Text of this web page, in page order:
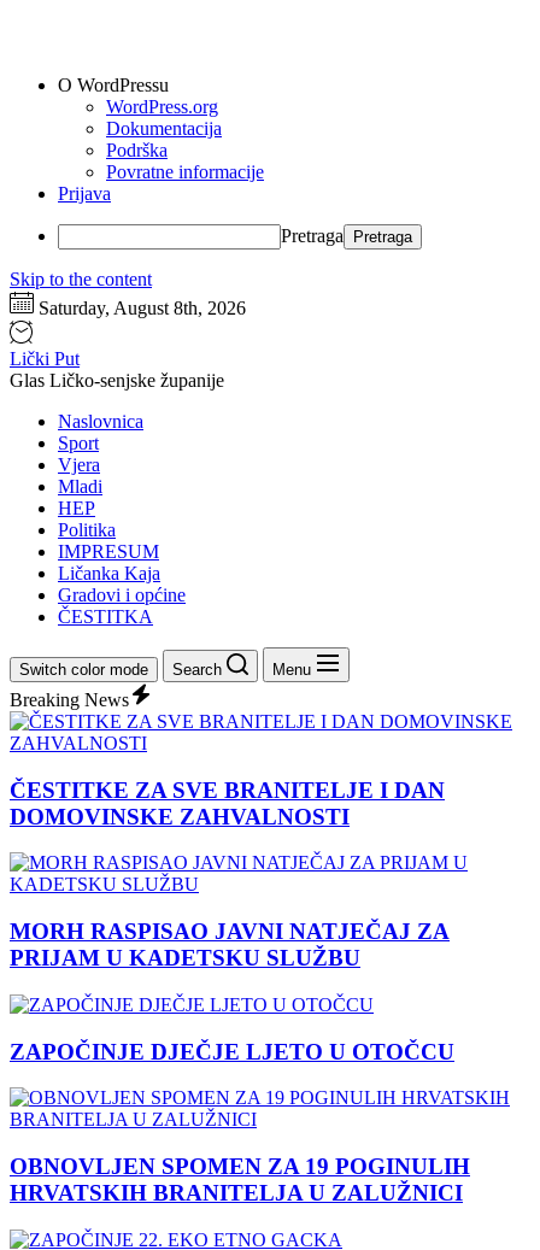
O WordPressu
WordPress.org
Dokumentacija
Podrška
Povratne informacije
Prijava
Pretraga
Skip to the content
Saturday, August 8th, 2026
Lički Put
Glas Ličko-senjske županije
Naslovnica
Sport
Vjera
Mladi
HEP
Politika
IMPRESUM
Ličanka Kaja
Gradovi i općine
ČESTITKA
Switch color mode Search Menu
Breaking News
ČESTITKE ZA SVE BRANITELJE I DAN
DOMOVINSKE ZAHVALNOSTI
MORH RASPISAO JAVNI NATJEČAJ ZA
PRIJAM U KADETSKU SLUŽBU
ZAPOČINJE DJEČJE LJETO U OTOČCU
OBNOVLJEN SPOMEN ZA 19 POGINULIH
HRVATSKIH BRANITELJA U ZALUŽNICI